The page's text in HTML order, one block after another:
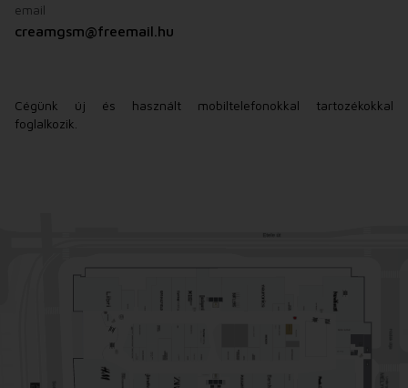
email
creamgsm@freemail.hu
Cégünk új és használt mobiltelefonokkal tartozékokkal
foglalkozik.